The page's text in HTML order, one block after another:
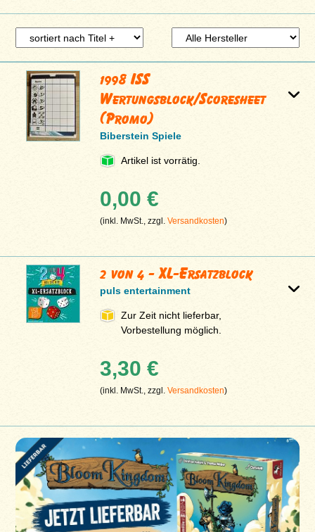
1998 ISS
Wertungsblock/Scoresheet
(Promo)
Biberstein Spiele
Artikel ist vorrätig.
0,00 €
(inkl. MwSt., zzgl.Versandkosten)
2 von 4 - XL-Ersatzblock
puls entertainment
Zur Zeit nicht lieferbar,
Vorbestellung möglich.
3,30 €
(inkl. MwSt., zzgl.Versandkosten)